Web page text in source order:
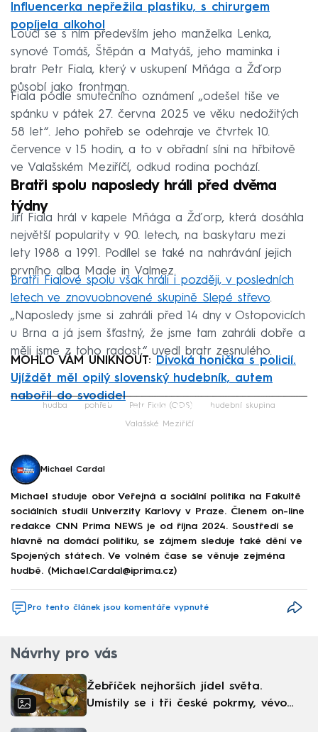
Influencerka nepřežila plastiku, s chirurgem
popíjela alkohol
Loučí se s ním především jeho manželka Lenka,
synové Tomáš, Štěpán a Matyáš, jeho maminka i
bratr Petr Fiala, který v uskupení Mňága a Žďorp
působí jako frontman.
Fiala podle smutečního oznámení „odešel tiše ve
spánku v pátek 27. června 2025 ve věku nedožitých
58 let“. Jeho pohřeb se odehraje ve čtvrtek 10.
července v 15 hodin, a to v obřadní síni na hřbitově
ve Valašském Meziříčí, odkud rodina pochází.
Bratři spolu naposledy hráli před dvěma
týdny
Jiří Fiala hrál v kapele Mňága a Žďorp, která dosáhla
největší popularity v 90. letech, na baskytaru mezi
lety 1988 a 1991. Podílel se také na nahrávání jejich
prvního alba Made in Valmez.
Bratři Fialové spolu však hráli i později, v posledních
letech ve znovuobnovené skupině Slepé střevo.
„Naposledy jsme si zahráli před 14 dny v Ostopovicích
u Brna a já jsem šťastný, že jsme tam zahráli dobře a
měli jsme z toho radost,“ uvedl bratr zesnulého.
MOHLO VÁM UNIKNOUT:
Divoká honička s policií.
Ujíždět měl opilý slovenský hudebník, autem
nabořil do svodidel
Failed to fetch
hudba pohřeb Petr Fiala (ODS) hudební skupina
Valašské Meziříčí
Michael Cardal
Michael studuje obor Veřejná a sociální politika na Fakultě
sociálních studií Univerzity Karlovy v Praze. Členem on-line
redakce CNN Prima NEWS je od října 2024. Soustředí se
hlavně na domácí politiku, se zájmem sleduje také dění ve
Spojených státech. Ve volném čase se věnuje zejména
hudbě. (Michael.Cardal@iprima.cz)
Pro tento článek jsou komentáře vypnuté
Návrhy pro vás
Žebříček nejhorších jídel světa.
Umístily se i tři české pokrmy, vévodí